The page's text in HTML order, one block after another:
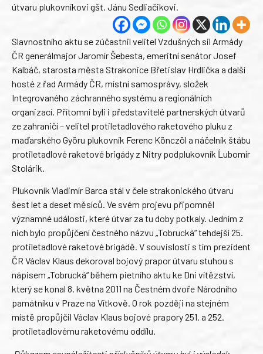
útvaru plukovníkovi gšt. Jánu Sedliačikovi.
Slavnostního aktu se zúčastnil velitel Vzdušných sil Armády
ČR generálmajor Jaromír Šebesta, emeritní senátor Josef
Kalbáč, starosta města Strakonice Břetislav Hrdlička a další
hosté z řad Armády ČR, místní samosprávy, složek
Integrovaného záchranného systému a regionálních
organizací. Přítomni byli i představitelé partnerských útvarů
ze zahraničí – velitel protiletadlového raketového pluku z
maďarského Györu plukovník Ferenc Könczöl a náčelník štábu
protiletadlové raketové brigády z Nitry podplukovník Ĺubomír
Stolárik.
Plukovník Vladimír Barca stál v čele strakonického útvaru
šest let a deset měsíců. Ve svém projevu připomněl
významné události, které útvar za tu doby potkaly. Jedním z
nich bylo propůjčení čestného názvu „Tobrucká“ tehdejší 25.
protiletadlové raketové brigádě. V souvislosti s tím prezident
ČR Václav Klaus dekoroval bojový prapor útvaru stuhou s
nápisem „Tobrucká“ během pietního aktu ke Dni vítězství,
který se konal 8. května 2011 na Čestném dvoře Národního
památníku v Praze na Vítkově. O rok později na stejném
místě propůjčil Václav Klaus bojové prapory 251. a 252.
protiletadlovému raketovému oddílu.